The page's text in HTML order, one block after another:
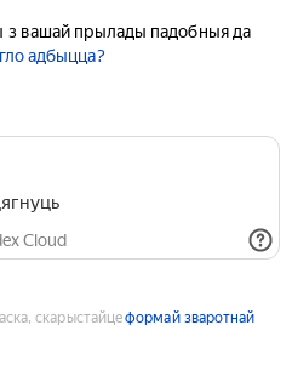
з вашай прылады падобныя да
адбыцца?
Cloud
скарыстайцеформай зваротнай